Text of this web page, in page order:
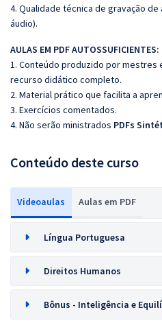
4. Qualidade técnica de gravação
áudio).
AULAS EM PDF AUTOSSUFICIENTES:
1. Conteúdo produzido por mestres
recurso didático completo.
2. Material prático que facilita a
3. Exercícios comentados.
4. Não serão ministrados PDFs
Conteúdo deste curso
Videoaulas Aulas em PDF
Língua Portuguesa
Direitos Humanos
Bônus - Inteligência e